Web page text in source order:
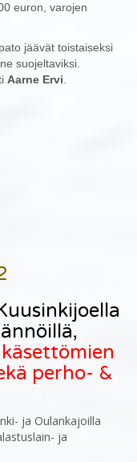
euron, varojen
jäävät toistaiseksi
suojeltaviksi.
Aarne Ervi.
perho- &
ja Oulankajoilla
ja